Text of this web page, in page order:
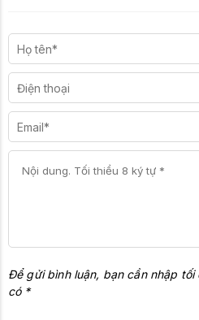
Để gửi bình luận, bạn cần nhập
có *